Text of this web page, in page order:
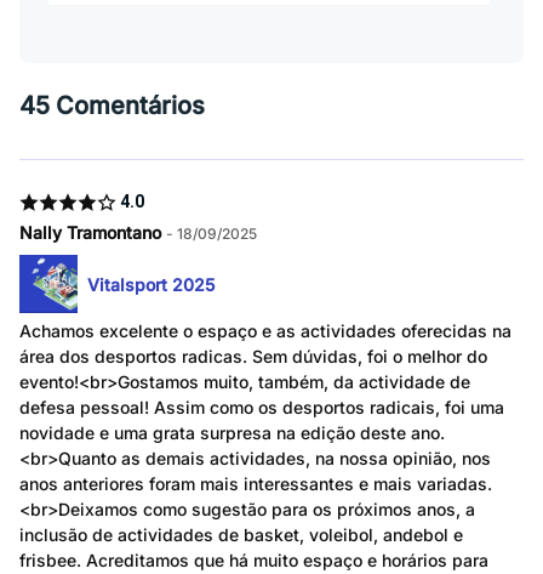
45 Comentários
4.0
Nally Tramontano - 18/09/2025
Vitalsport 2025
Achamos excelente o espaço e as actividades oferecidas na
área dos desportos radicas. Sem dúvidas, foi o melhor do
evento!<br>Gostamos muito, também, da actividade de
defesa pessoal! Assim como os desportos radicais, foi uma
novidade e uma grata surpresa na edição deste ano.
<br>Quanto as demais actividades, na nossa opinião, nos
anos anteriores foram mais interessantes e mais variadas.
<br>Deixamos como sugestão para os próximos anos, a
inclusão de actividades de basket, voleibol, andebol e
frisbee. Acreditamos que há muito espaço e horários para